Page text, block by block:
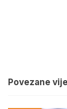
Povezane